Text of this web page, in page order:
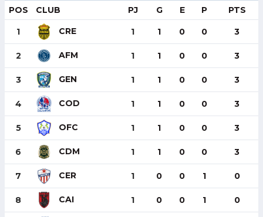
POS CLUB PJ G E P PTS
1 CRE 1 1 0 0 3
2 AFM 1 1 0 0 3
3 GEN 1 1 0 0 3
4 COD 1 1 0 0 3
5 OFC 1 1 0 0 3
6 CDM 1 1 0 0 3
7 CER 1 0 0 1 0
8 CAI 1 0 0 1 0